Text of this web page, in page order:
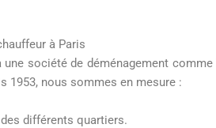
à Paris
société de déménagement
1953, nous sommes en mesure :
différents quartiers.